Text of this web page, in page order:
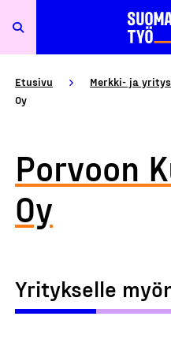
Etusivu Merkki- ja
Oy
Porvoon
Oy
Yritykselle